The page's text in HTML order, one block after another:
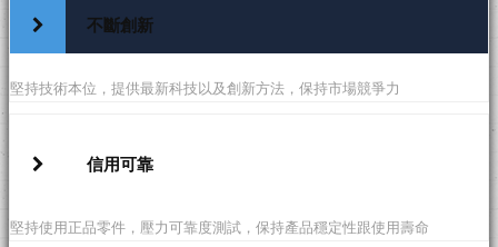
不斷創新
堅持技術本位，提供最新科技以及創新方法，保持市場競爭力
信用可靠
堅持使用正品零件，壓力可靠度測試，保持產品穩定性跟使用壽命